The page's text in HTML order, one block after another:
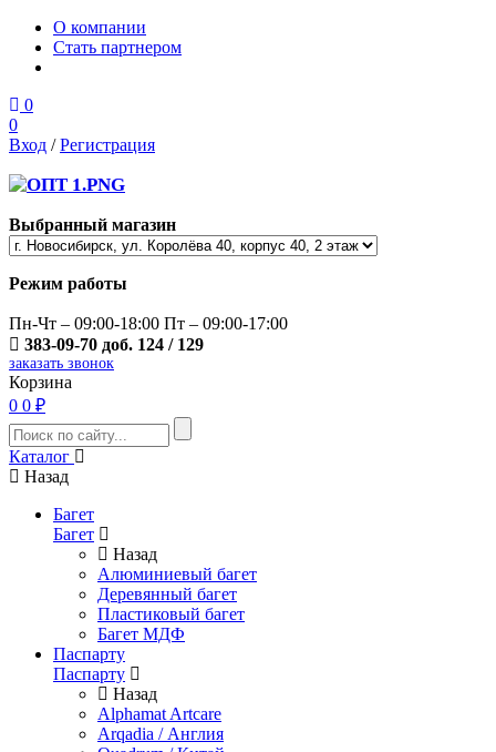
О компании
Стать партнером
0
0
Вход /Регистрация
Выбранный магазин
Режим работы
Пн-Чт – 09:00-18:00 Пт – 09:00-17:00
383-09-70 доб. 124 / 129
заказать звонок
Корзина
0 0 ₽
Каталог
Назад
Багет
Багет
Назад
Алюминиевый багет
Деревянный багет
Пластиковый багет
Багет МДФ
Паспарту
Паспарту
Назад
Alphamat Artcare
Arqadia / Англия